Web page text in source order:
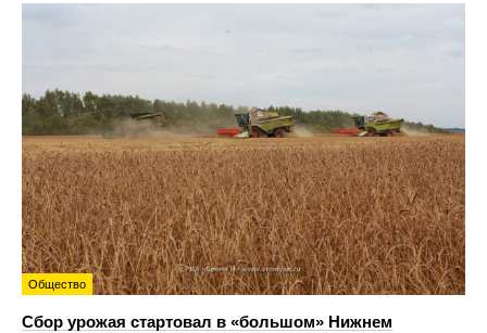
Общество
Сбор урожая стартовал в «большом» Нижнем